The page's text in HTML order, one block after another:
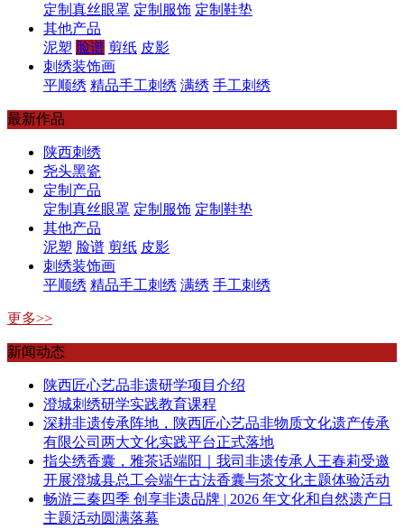
定制真丝眼罩 定制服饰 定制鞋垫
其他产品
泥塑 脸谱 剪纸 皮影
刺绣装饰画
平顺绣 精品手工刺绣 满绣 手工刺绣
最新作品
陕西刺绣
尧头黑瓷
定制产品
定制真丝眼罩 定制服饰 定制鞋垫
其他产品
泥塑 脸谱 剪纸 皮影
刺绣装饰画
平顺绣 精品手工刺绣 满绣 手工刺绣
更多>>
新闻动态
陕西匠心艺品非遗研学项目介绍
澄城刺绣研学实践教育课程
深耕非遗传承阵地，陕西匠心艺品非物质文化遗产传承
有限公司两大文化实践平台正式落地
指尖绣香囊，雅茶话端阳｜我司非遗传承人王春莉受邀
开展澄城县总工会端午古法香囊与茶文化主题体验活动
畅游三秦四季 创享非遗品牌 | 2026 年文化和自然遗产日
主题活动圆满落幕